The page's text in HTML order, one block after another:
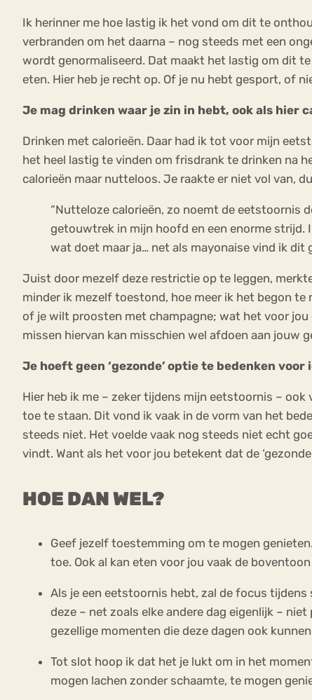
Ik herinner me hoe lastig ik het vond om dit te
verbranden om het daarna – nog steeds met een
wordt genormaliseerd. Dat maakt het lastig om dit
eten. Hier heb je recht op. Of je nu hebt gesport, of
Je mag drinken waar je zin in hebt, ook als hier
Drinken met calorieën. Daar had ik tot voor mijn
het heel lastig te vinden om frisdrank te drinken na
calorieën maar nutteloos. Je raakte er niet vol van,
“Nutteloze calorieën, zo noemt de eetstoornis
getouwtrek in mijn hoofd en een enorme strijd.
wat doet maar ja… net als mayonaise vind ik dit
Juist door mezelf deze restrictie op te leggen,
minder ik mezelf toestond, hoe meer ik het begon te
of je wilt proosten met champagne; wat het voor jou
missen hiervan kan misschien wel afdoen aan jouw
Je hoeft geen ‘gezonde’ optie te bedenken
Hier heb ik me – zeker tijdens mijn eetstoornis –
toe te staan. Dit vond ik vaak in de vorm van het
steeds niet. Het voelde vaak nog steeds niet echt
vindt. Want als het voor jou betekent dat de
HOE DAN WEL?
Geef jezelf toestemming om te mogen
toe. Ook al kan eten voor jou vaak de
Als je een eetstoornis hebt, zal de focus
deze – net zoals elke andere dag eigenlijk –
gezellige momenten die deze dagen ook
Tot slot hoop ik dat het je lukt om in het
mogen lachen zonder schaamte, te mogen